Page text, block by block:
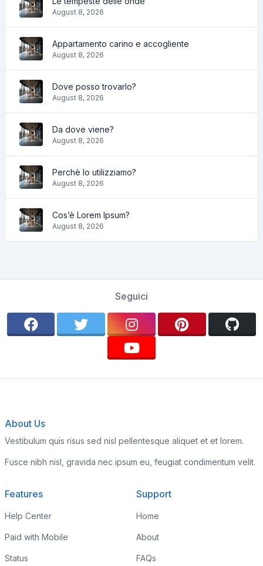
August 8, 2026
Appartamento carino e accogliente
August 8, 2026
Dove posso trovarlo?
August 8, 2026
Da dove viene?
August 8, 2026
Perchè lo utilizziamo?
August 8, 2026
Cos’è Lorem Ipsum?
August 8, 2026
Seguici
About Us
Vestibulum quis risus sed nisl pellentesque aliquet et et lorem.
Fusce nibh nisl, gravida nec ipsum eu, feugiat condimentum velit.
Features
Help Center
Paid with Mobile
Status
Support
Home
About
FAQs